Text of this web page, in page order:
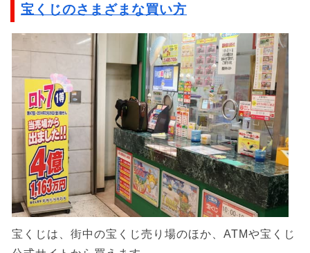
宝くじのさまざまな買い方
宝くじは、街中の宝くじ売り場のほか、ATMや宝くじ